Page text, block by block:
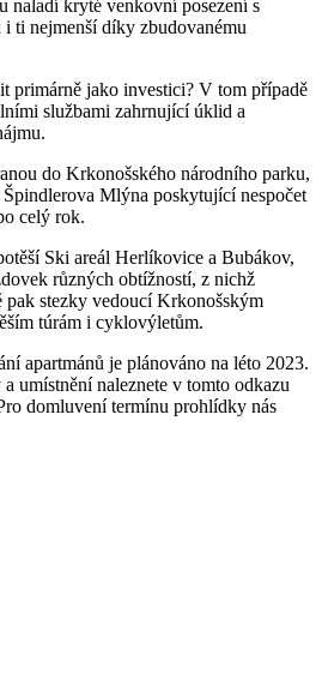
naladí kryté venkovní posezení s
ti nejmenší díky zbudovanému
primárně jako investici? V tom případě
službami zahrnující úklid a
do Krkonošského národního parku,
Mlýna poskytující nespočet
celý rok.
Ski areál Herlíkovice a Bubákov,
různých obtížností, z nichž
pak stezky vedoucí Krkonošským
túrám i cyklovýletům.
apartmánů je plánováno na léto 2023.
umístnění naleznete v tomto odkazu
domluvení termínu prohlídky nás